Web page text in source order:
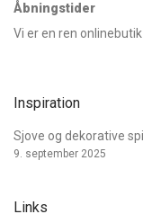
Åbningstider
Vi er en ren
Inspiration
Sjove og dekorative
9. september 2025
Links